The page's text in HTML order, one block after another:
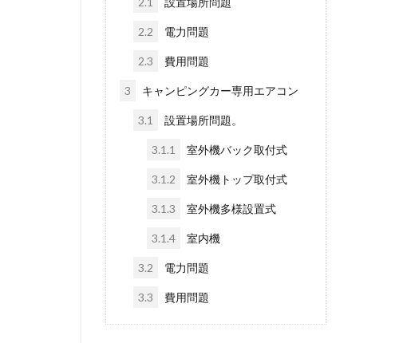
2.2 電力問題
2.3 費用問題
3 キャンピングカー専用エアコン
3.1 設置場所問題。
3.1.1 室外機バック取付式
3.1.2 室外機トップ取付式
3.1.3 室外機多様設置式
3.1.4 室内機
3.2 電力問題
3.3 費用問題